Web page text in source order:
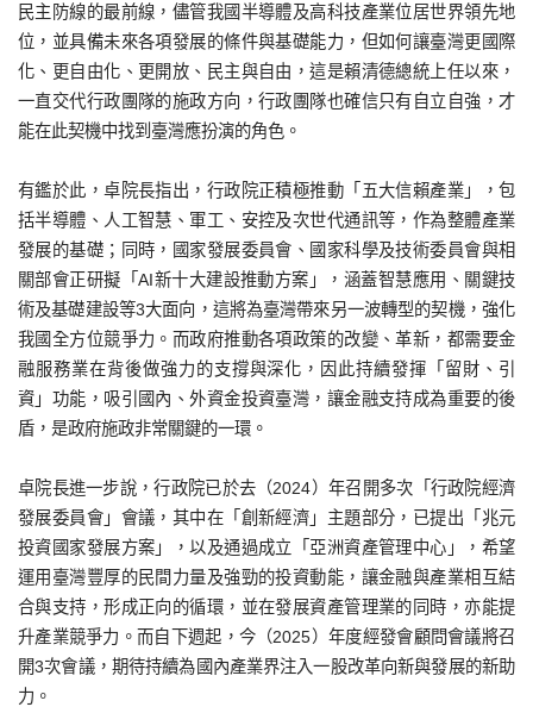
民主防線的最前線，儘管我國半導體及高科技產業位居世界領先地
位，並具備未來各項發展的條件與基礎能力，但如何讓臺灣更國際
化、更自由化、更開放、民主與自由，這是賴清德總統上任以來，
一直交代行政團隊的施政方向，行政團隊也確信只有自立自強，才
能在此契機中找到臺灣應扮演的角色。
有鑑於此，卓院長指出，行政院正積極推動「五大信賴產業」，包
括半導體、人工智慧、軍工、安控及次世代通訊等，作為整體產業
發展的基礎；同時，國家發展委員會、國家科學及技術委員會與相
關部會正研擬「AI新十大建設推動方案」，涵蓋智慧應用、關鍵技
術及基礎建設等3大面向，這將為臺灣帶來另一波轉型的契機，強化
我國全方位競爭力。而政府推動各項政策的改變、革新，都需要金
融服務業在背後做強力的支撐與深化，因此持續發揮「留財、引
資」功能，吸引國內、外資金投資臺灣，讓金融支持成為重要的後
盾，是政府施政非常關鍵的一環。
卓院長進一步說，行政院已於去（2024）年召開多次「行政院經濟
發展委員會」會議，其中在「創新經濟」主題部分，已提出「兆元
投資國家發展方案」，以及通過成立「亞洲資產管理中心」，希望
運用臺灣豐厚的民間力量及強勁的投資動能，讓金融與產業相互結
合與支持，形成正向的循環，並在發展資產管理業的同時，亦能提
升產業競爭力。而自下週起，今（2025）年度經發會顧問會議將召
開3次會議，期待持續為國內產業界注入一股改革向新與發展的新助
力。